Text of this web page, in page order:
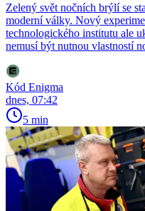
Zelený svět nočních brýlí se
moderní války. Nový
technologického institutu ale
nemusí být nutnou vlastností
Kód Enigma
dnes, 07:42
5 min